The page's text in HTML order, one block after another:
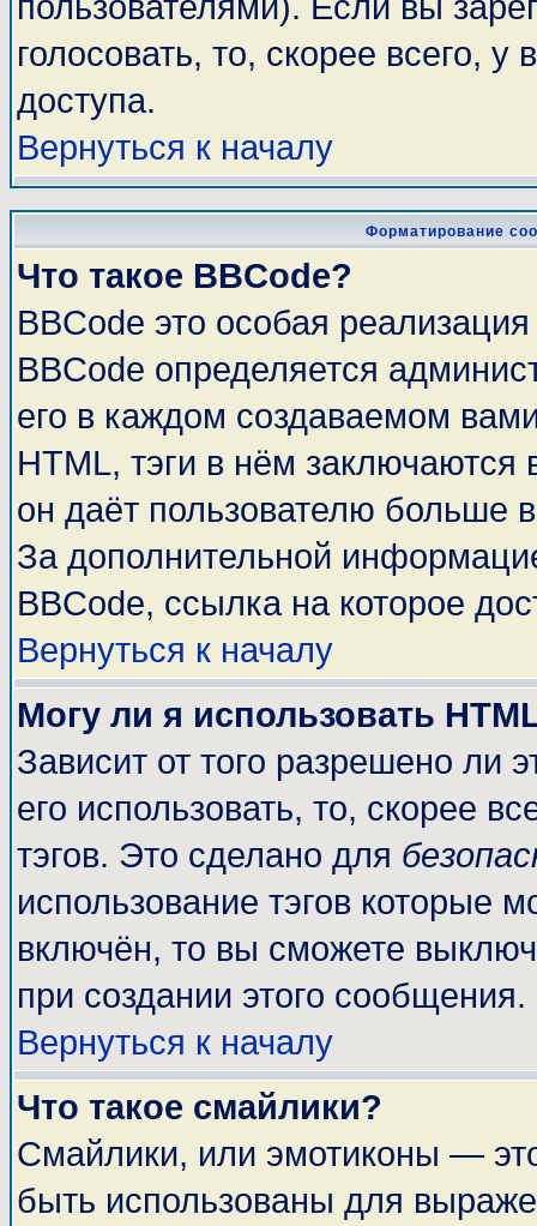
голосовать, то, скорее всего,
доступа.
Вернуться к началу
Форматирование
Что такое BBCode?
BBCode это особая
BBCode определяется
его в каждом создаваемом
HTML, тэги в нём заключаются
он даёт пользователю больше
За дополнительной
BBCode, ссылка на которое
Вернуться к началу
Могу ли я использовать
Зависит от того разрешено ли
его использовать, то, скорее
тэгов. Это сделано для
использование тэгов которые
включён, то вы сможете
при создании этого сообщения.
Вернуться к началу
Что такое смайлики?
Смайлики, или эмотиконы —
быть использованы для